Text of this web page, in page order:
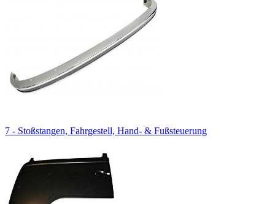
7 - Stoßstangen, Fahrgestell, Hand- & Fußsteuerung